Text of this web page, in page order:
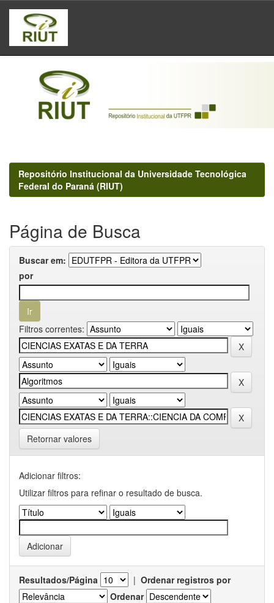
Skip
navigation
Repositório Institucional da Universidade Tecnológica
Federal do Paraná (RIUT)
Página de Busca
Buscar em:
por
Filtros correntes:
Retornar valores
Adicionar filtros:
Utilizar filtros para refinar o resultado de busca.
Resultados/Página | Ordenar registros por
Ordenar